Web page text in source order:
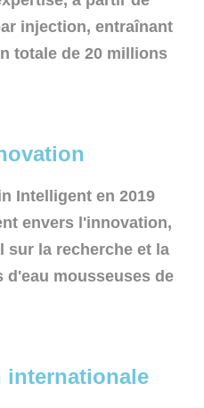
avancées d'eau
la qualité et la
injection, entraînant
totale de 20 millions
Intelligent en 2019
envers l'innovation,
sur la recherche et la
mousseuses de
internationale